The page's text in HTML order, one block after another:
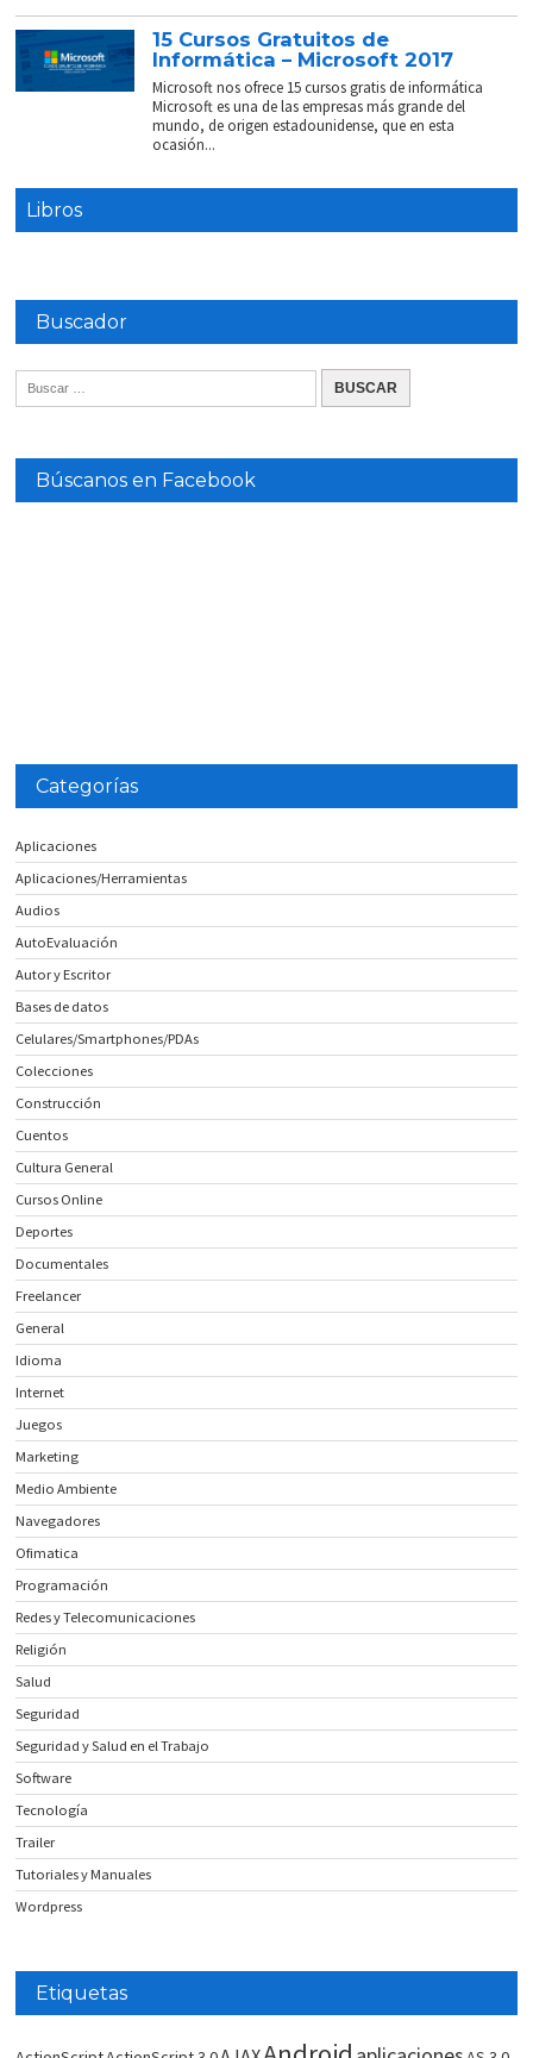
15 Cursos Gratuitos de
Informática – Microsoft 2017
Microsoft nos ofrece 15 cursos gratis de informática
Microsoft es una de las empresas más grande del
mundo, de origen estadounidense, que en esta
ocasión...
Libros
Buscador
Búscanos en Facebook
Categorías
Aplicaciones
Aplicaciones/Herramientas
Audios
AutoEvaluación
Autor y Escritor
Bases de datos
Celulares/Smartphones/PDAs
Colecciones
Construcción
Cuentos
Cultura General
Cursos Online
Deportes
Documentales
Freelancer
General
Idioma
Internet
Juegos
Marketing
Medio Ambiente
Navegadores
Ofimatica
Programación
Redes y Telecomunicaciones
Religión
Salud
Seguridad
Seguridad y Salud en el Trabajo
Software
Tecnología
Trailer
Tutoriales y Manuales
Wordpress
Etiquetas